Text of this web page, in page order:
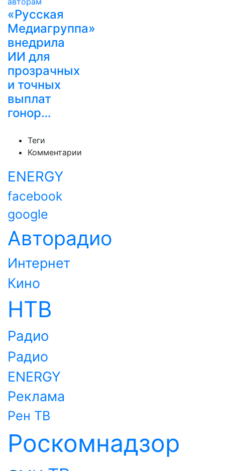
«Русская
Медиагруппа»
внедрила
ИИ для
прозрачных
и точных
выплат
гонор…
Теги
Комментарии
ENERGY
facebook
google
Авторадио
Интернет
Кино
НТВ
Радио
Радио
ENERGY
Реклама
Рен ТВ
Роскомнадзор